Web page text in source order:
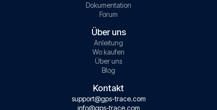
Dokumentation
Forum
Über uns
Anleitung
Wo kaufen
Über uns
Blog
Kontakt
support@gps-trace.com
info@gps-trace.com